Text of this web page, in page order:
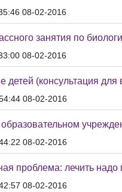
08-02-2016
занятия по
08-02-2016
детей (консультация для
08-02-2016
08-02-2016
проблема: лечить надо
08-02-2016